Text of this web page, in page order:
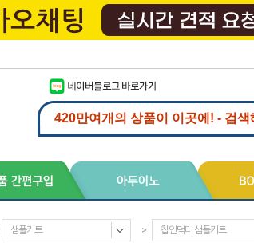
샘플키트 > 칩인덕터 샘플키트